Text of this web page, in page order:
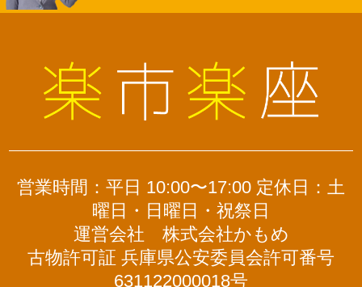
営業時間：平日 10:00〜17:00 定休日：土
曜日・日曜日・祝祭日
運営会社 株式会社かもめ
古物許可証 兵庫県公安委員会許可番号
631122000018号